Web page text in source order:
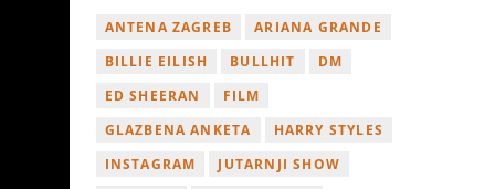
ANTENA ZAGREB
ARIANA GRANDE
BILLIE EILISH
BULLHIT
DM
ED SHEERAN
FILM
GLAZBENA ANKETA
HARRY STYLES
INSTAGRAM
JUTARNJI SHOW